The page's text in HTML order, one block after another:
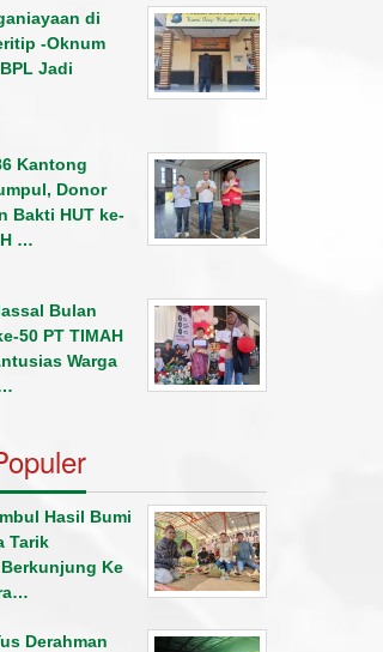
di
-Oknum
Jadi
Kantong
Donor
Bakti HUT ke-
…
Bulan
50 PT TIMAH
Warga
Hasil Bumi
Tarik
Ke
Derahman